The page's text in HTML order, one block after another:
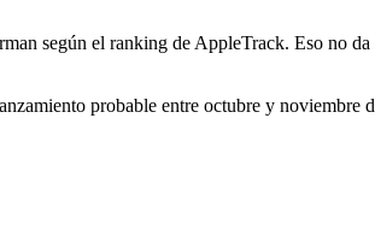
según el ranking de AppleTrack. Eso no
probable entre octubre y noviembre